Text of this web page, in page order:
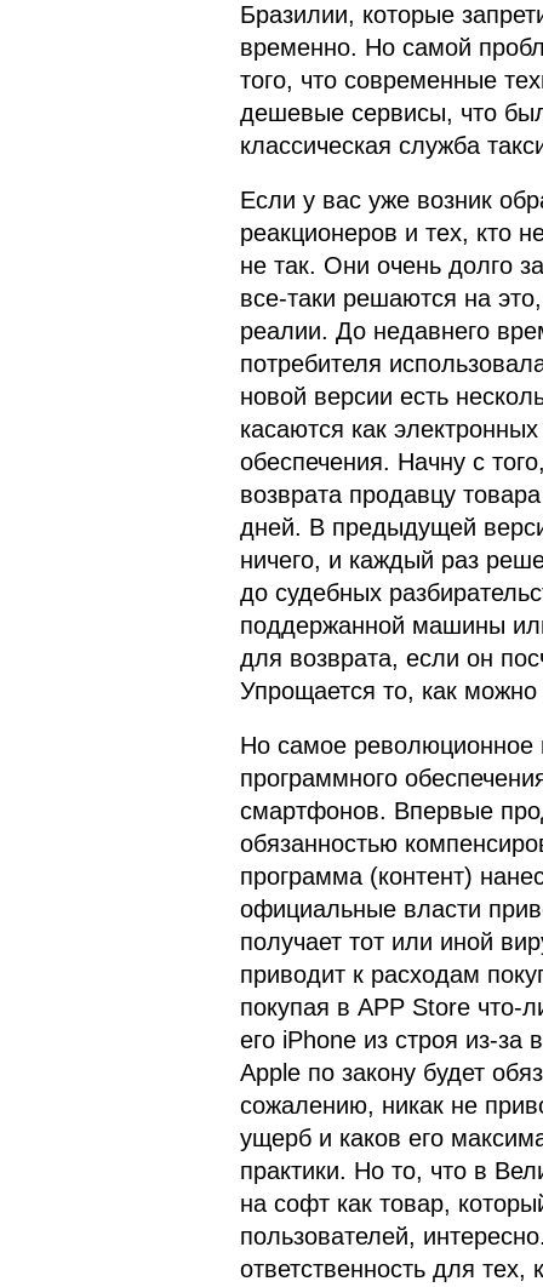
Бразилии, которые
временно. Но самой
того, что современные
дешевые сервисы, что
классическая служба
Если у вас уже возник
реакционеров и тех, кто
не так. Они очень долго
все-таки решаются на
реалии. До недавнего
потребителя
новой версии есть
касаются как
обеспечения. Начну с
возврата продавцу
дней. В предыдущей
ничего, и каждый раз
до судебных
поддержанной машины
для возврата, если он
Упрощается то, как можно
Но самое революционное
программного
смартфонов. Впервые
обязанностью
программа (контент)
официальные власти
получает тот или иной
приводит к расходам
покупая в APP Store что-
его iPhone из строя из-за
Apple по закону будет
сожалению, никак не
ущерб и каков его
практики. Но то, что в
на софт как товар,
пользователей,
ответственность для тех,